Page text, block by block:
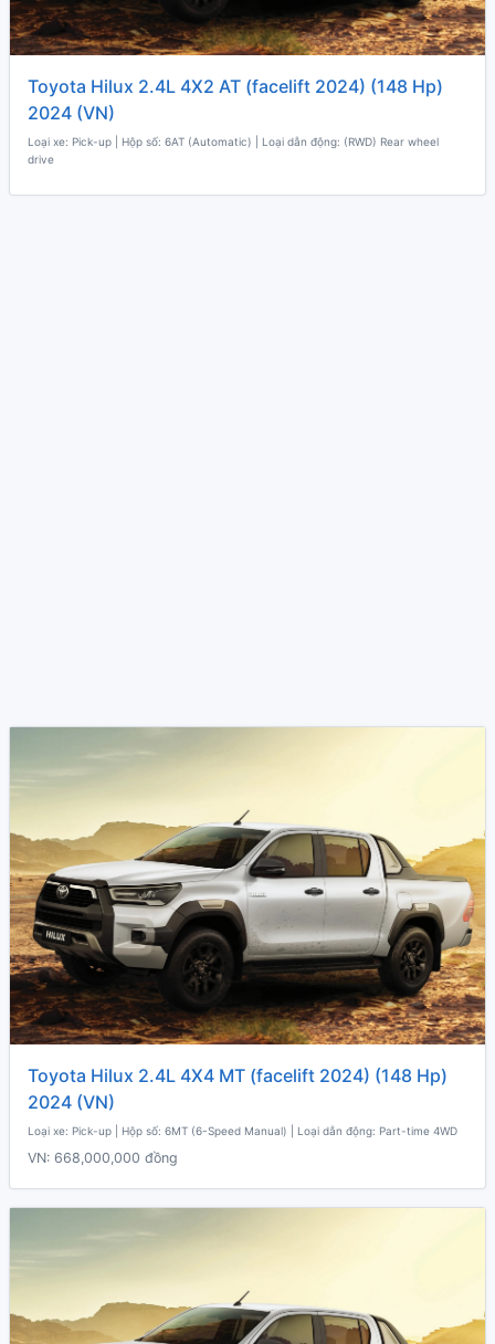
Toyota Hilux 2.4L 4X2 AT (facelift 2024) (148 Hp)
2024 (VN)
Loại xe: Pick-up | Hộp số: 6AT (Automatic) | Loại dẫn động: (RWD) Rear wheel
drive
Toyota Hilux 2.4L 4X4 MT (facelift 2024) (148 Hp)
2024 (VN)
Loại xe: Pick-up | Hộp số: 6MT (6-Speed Manual) | Loại dẫn động: Part-time 4WD
VN: 668,000,000 đồng